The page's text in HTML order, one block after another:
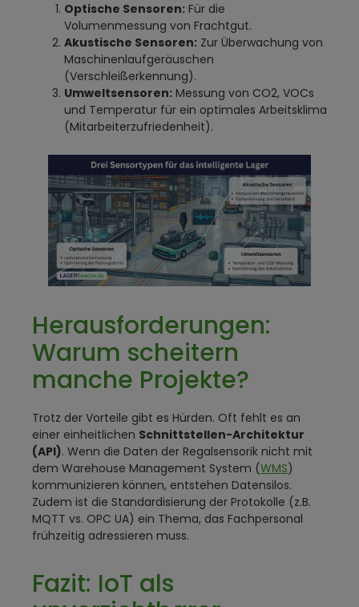
Optische Sensoren: Für die
Volumenmessung von Frachtgut.
Akustische Sensoren: Zur Überwachung von
Maschinenlaufgeräuschen
(Verschleißerkennung).
Umweltsensoren: Messung von CO2, VOCs
und Temperatur für ein optimales Arbeitsklima
(Mitarbeiterzufriedenheit).
Herausforderungen:
Warum scheitern
manche Projekte?
Trotz der Vorteile gibt es Hürden. Oft fehlt es an
einer einheitlichen Schnittstellen-Architektur
(API). Wenn die Daten der Regalsensorik nicht mit
dem Warehouse Management System (WMS)
kommunizieren können, entstehen Datensilos.
Zudem ist die Standardisierung der Protokolle (z.B.
MQTT vs. OPC UA) ein Thema, das Fachpersonal
frühzeitig adressieren muss.
Fazit: IoT als